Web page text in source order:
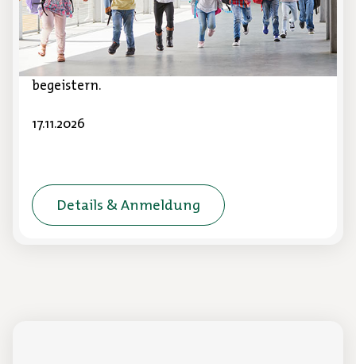
besprechen, wie eine ausgewogene
Schulverpflegung gelingen kann und wie Sie
die Herausforderung meistern können, Ihre
Schüler für einen gesünderen Lebensstil zu
begeistern.
17.11.2026
Details & Anmeldung